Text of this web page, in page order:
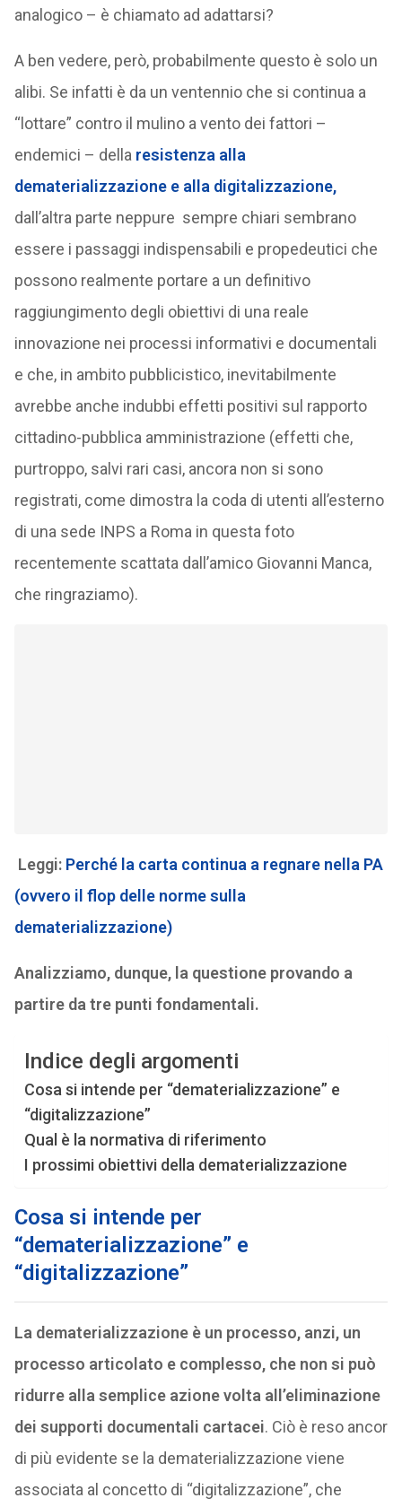
analogico – è chiamato ad adattarsi?
A ben vedere, però, probabilmente questo è solo un
alibi. Se infatti è da un ventennio che si continua a
“lottare” contro il mulino a vento dei fattori –
endemici – della resistenza alla
dematerializzazione e alla digitalizzazione,
dall’altra parte neppure sempre chiari sembrano
essere i passaggi indispensabili e propedeutici che
possono realmente portare a un definitivo
raggiungimento degli obiettivi di una reale
innovazione nei processi informativi e documentali
e che, in ambito pubblicistico, inevitabilmente
avrebbe anche indubbi effetti positivi sul rapporto
cittadino-pubblica amministrazione (effetti che,
purtroppo, salvi rari casi, ancora non si sono
registrati, come dimostra la coda di utenti all’esterno
di una sede INPS a Roma in questa foto
recentemente scattata dall’amico Giovanni Manca,
che ringraziamo).
Leggi: Perché la carta continua a regnare nella PA
(ovvero il flop delle norme sulla
dematerializzazione)
Analizziamo, dunque, la questione provando a
partire da tre punti fondamentali.
Indice degli argomenti
Cosa si intende per “dematerializzazione” e
“digitalizzazione”
Qual è la normativa di riferimento
I prossimi obiettivi della dematerializzazione
Cosa si intende per
“dematerializzazione” e
“digitalizzazione”
La dematerializzazione è un processo, anzi, un
processo articolato e complesso, che non si può
ridurre alla semplice azione volta all’eliminazione
dei supporti documentali cartacei. Ciò è reso ancor
di più evidente se la dematerializzazione viene
associata al concetto di “digitalizzazione”, che